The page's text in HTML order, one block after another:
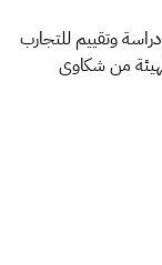
وتقييم للتجارب
من شكاوى